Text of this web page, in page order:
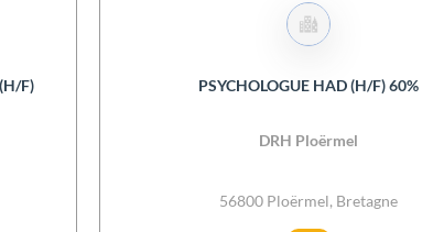
F) PSYCHOLOGUE HAD (H/F) 60%
DRH Ploërmel
56800 Ploërmel, Bretagne